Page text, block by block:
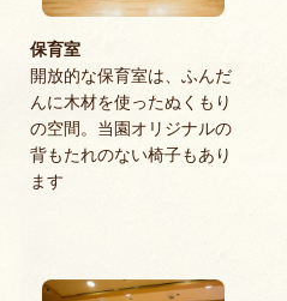
保育室
開放的な保育室は、ふんだ
んに木材を使ったぬくもり
の空間。当園オリジナルの
背もたれのない椅子もあり
ます